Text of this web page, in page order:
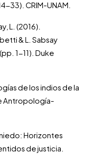
33). CRIM-UNAM.
L. (2016).
& L. Sabsay
1-11). Duke
de los indios de la
Antropología-
Horizontes
de justicia.